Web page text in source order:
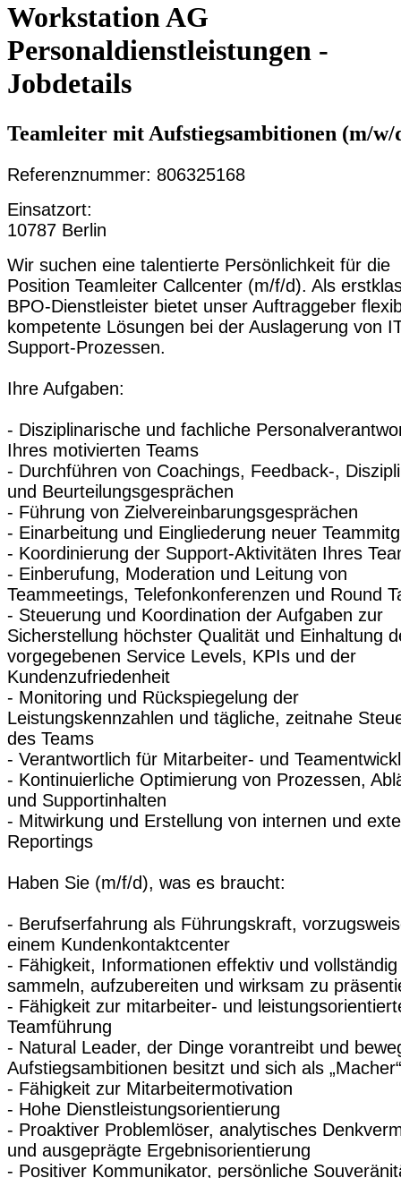
Workstation AG
Personaldienstleistungen -
Jobdetails
Teamleiter mit Aufstiegsambitionen (m/w/
Referenznummer: 806325168
Einsatzort:
10787 Berlin
Wir suchen eine talentierte Persönlichkeit für die
Position Teamleiter Callcenter (m/f/d). Als
BPO-Dienstleister bietet unser Auftraggeber
kompetente Lösungen bei der Auslagerung von
Support-Prozessen.
Ihre Aufgaben:
- Disziplinarische und fachliche
Ihres motivierten Teams
- Durchführen von Coachings, Feedback-,
und Beurteilungsgesprächen
- Führung von Zielvereinbarungsgesprächen
- Einarbeitung und Eingliederung neuer
- Koordinierung der Support-Aktivitäten Ihres
- Einberufung, Moderation und Leitung von
Teammeetings, Telefonkonferenzen und Round
- Steuerung und Koordination der Aufgaben zur
Sicherstellung höchster Qualität und Einhaltung
vorgegebenen Service Levels, KPIs und der
Kundenzufriedenheit
- Monitoring und Rückspiegelung der
Leistungskennzahlen und tägliche, zeitnahe
des Teams
- Verantwortlich für Mitarbeiter- und
- Kontinuierliche Optimierung von Prozessen,
und Supportinhalten
- Mitwirkung und Erstellung von internen und
Reportings
Haben Sie (m/f/d), was es braucht:
- Berufserfahrung als Führungskraft,
einem Kundenkontaktcenter
- Fähigkeit, Informationen effektiv und
sammeln, aufzubereiten und wirksam zu
- Fähigkeit zur mitarbeiter- und
Teamführung
- Natural Leader, der Dinge vorantreibt und
Aufstiegsambitionen besitzt und sich als
- Fähigkeit zur Mitarbeitermotivation
- Hohe Dienstleistungsorientierung
- Proaktiver Problemlöser, analytisches
und ausgeprägte Ergebnisorientierung
- Positiver Kommunikator, persönliche